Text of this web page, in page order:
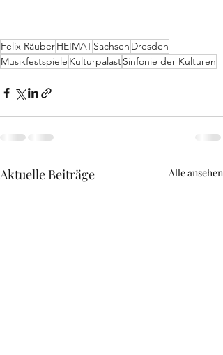
Felix RäuberHEIMATSachsen Dresden
Musikfestspiele KulturpalastSinfonie der Kulturen
Aktuelle Beiträge Alle ansehen